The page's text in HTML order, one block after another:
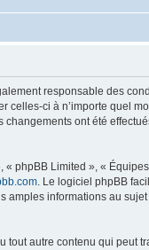
responsable des
ci à n’importe quel
ont été
phpBB Limited », «
. Le logiciel phpBB
amples informations au
autre contenu qui peut